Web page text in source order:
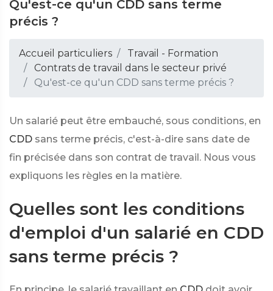
Qu'est-ce qu'un CDD sans terme
précis ?
Accueil particuliers
Travail - Formation
Contrats de travail dans le secteur privé
Qu'est-ce qu'un CDD sans terme précis ?
Un salarié peut être embauché, sous conditions, en
CDD sans terme précis, c'est-à-dire sans date de
fin précisée dans son contrat de travail. Nous vous
expliquons les règles en la matière.
Quelles sont les conditions
d'emploi d'un salarié en CDD
sans terme précis ?